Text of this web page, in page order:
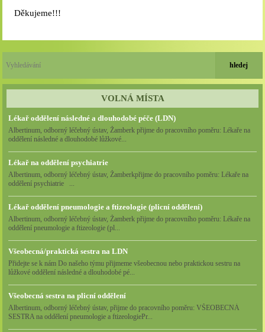
Děkujeme!!!
VOLNÁ MÍSTA
Lékař oddělení následné a dlouhodobé péče (LDN)
Albertinum, odborný léčebný ústav, Žamberk přijme do pracovního poměru: Lékaře na
oddělení následné a dlouhodobé lůžkové...
Lékař na oddělení psychiatrie
Albertinum, odborný léčebný ústav, Žamberkpřijme do pracovního poměru: Lékaře na
oddělení psychiatrie ...
Lékař oddělení pneumologie a ftizeologie (plicní oddělení)
Albertinum, odborný léčebný ústav, Žamberk přijme do pracovního poměru: Lékaře na
oddělení pneumologie a ftizeologie (pl...
Všeobecná/praktická sestra na LDN
Přidejte se k nám Do našeho týmu přijmeme všeobecnou nebo praktickou sestru na
lůžkové oddělení následné a dlouhodobé pé...
Všeobecná sestra na plicní oddělení
Albertinum, odborný léčebný ústav, přijme do pracovního poměru: VŠEOBECNÁ
SESTRA na oddělení pneumologie a ftizeologiePr...